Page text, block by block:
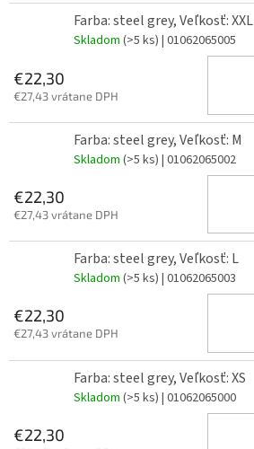
Farba: steel grey, Veľkosť: XXL
Skladom (>5 ks) | 01062065005
€22,30
€27,43 vrátane DPH
Farba: steel grey, Veľkosť: M
Skladom (>5 ks) | 01062065002
€22,30
€27,43 vrátane DPH
Farba: steel grey, Veľkosť: L
Skladom (>5 ks) | 01062065003
€22,30
€27,43 vrátane DPH
Farba: steel grey, Veľkosť: XS
Skladom (>5 ks) | 01062065000
€22,30